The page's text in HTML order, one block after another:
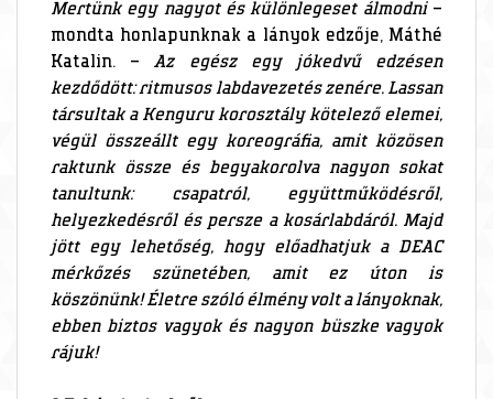
Mertünk egy nagyot és különlegeset álmodni–
mondta honlapunknak a lányok edzője, Máthé
Katalin. –Az egész egy jókedvű edzésen
kezdődött: ritmusos labdavezetés zenére. Lassan
társultak a Kenguru korosztály kötelező elemei,
végül összeállt egy koreográfia, amit közösen
raktunk össze és begyakorolva nagyon sokat
tanultunk: csapatról, együttműködésről,
helyezkedésről és persze a kosárlabdáról. Majd
jött egy lehetőség, hogy előadhatjuk a DEAC
mérkőzés szünetében, amit ez úton is
köszönünk! Életre szóló élmény volt a lányoknak,
ebben biztos vagyok és nagyon büszke vagyok
rájuk!